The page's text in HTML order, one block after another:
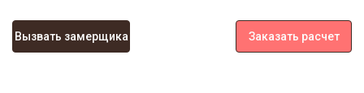
Заказать расчет
Вызвать замерщика